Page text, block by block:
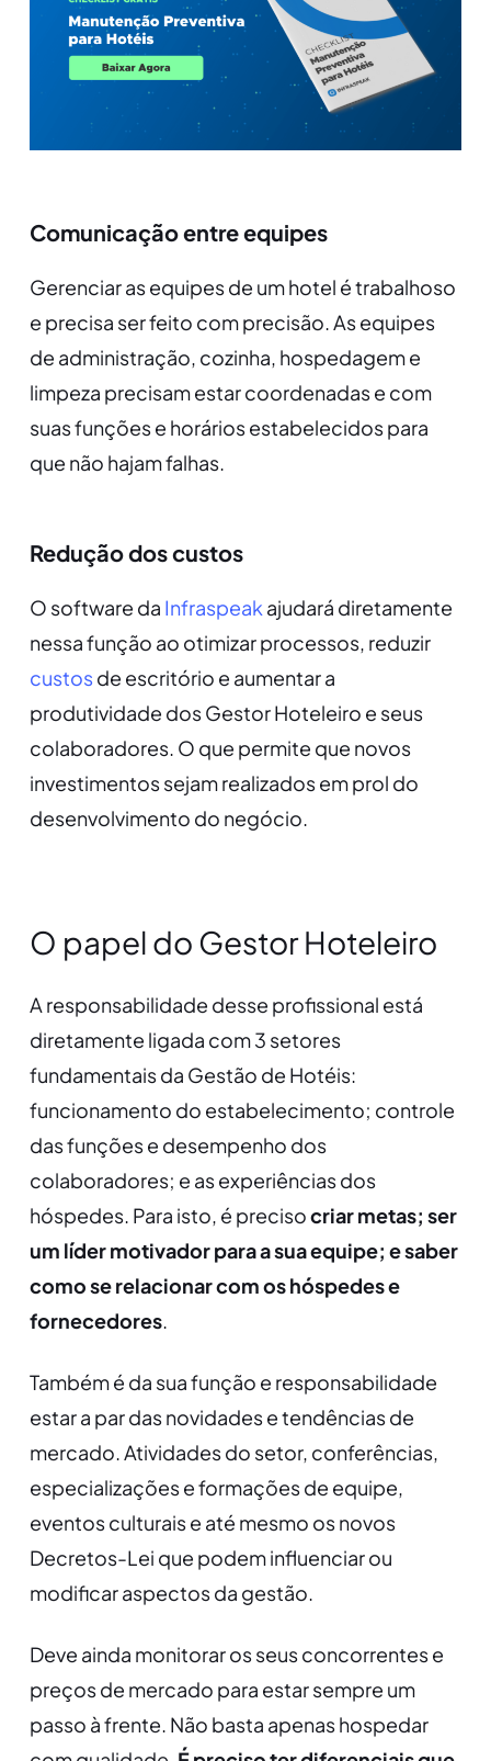
Comunicação entre equipes
Gerenciar as equipes de um hotel é trabalhoso
e precisa ser feito com precisão. As equipes
de administração, cozinha, hospedagem e
limpeza precisam estar coordenadas e com
suas funções e horários estabelecidos para
que não hajam falhas.
Redução dos custos
O software da Infraspeak ajudará diretamente
nessa função ao otimizar processos, reduzir
custosde escritório e aumentar a
produtividade dos Gestor Hoteleiro e seus
colaboradores. O que permite que novos
investimentos sejam realizados em prol do
desenvolvimento do negócio.
O papel do Gestor Hoteleiro
A responsabilidade desse profissional está
diretamente ligada com 3 setores
fundamentais da Gestão de Hotéis:
funcionamento do estabelecimento; controle
das funções e desempenho dos
colaboradores; e as experiências dos
hóspedes. Para isto, é precisocriar metas; ser
um líder motivador para a sua equipe; e saber
como se relacionar com os hóspedes e
fornecedores.
Também é da sua função e responsabilidade
estar a par das novidades e tendências de
mercado. Atividades do setor, conferências,
especializações e formações de equipe,
eventos culturais e até mesmo os novos
Decretos-Lei que podem influenciar ou
modificar aspectos da gestão.
Deve ainda monitorar os seus concorrentes e
preços de mercado para estar sempre um
passo à frente. Não basta apenas hospedar